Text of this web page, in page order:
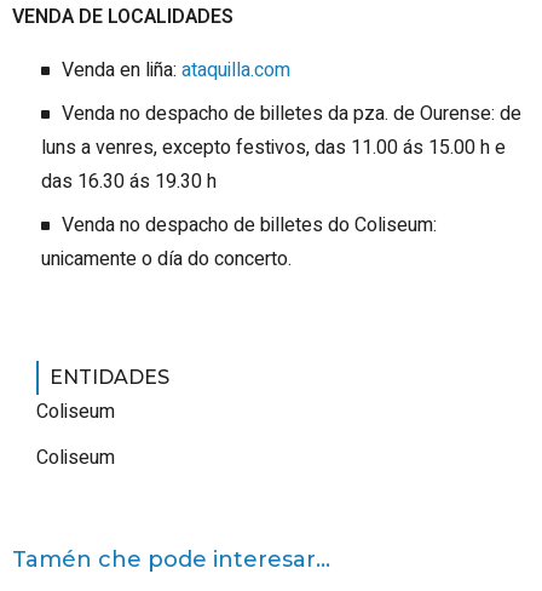
VENDA DE LOCALIDADES
Venda en liña: ataquilla.com
Venda no despacho de billetes da pza. de Ourense: de
luns a venres, excepto festivos, das 11.00 ás 15.00 h e
das 16.30 ás 19.30 h
Venda no despacho de billetes do Coliseum:
unicamente o día do concerto.
ENTIDADES
Coliseum
Coliseum
Tamén che pode interesar...